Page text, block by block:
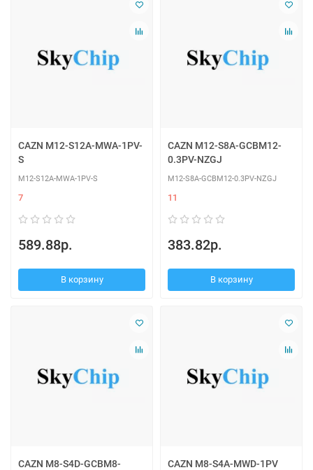
CAZN M12-S12A-MWA-1PV-
S
M12-S12A-MWA-1PV-S
7
589.88р.
В корзину
CAZN M12-S8A-GCBM12-
0.3PV-NZGJ
M12-S8A-GCBM12-0.3PV-NZGJ
11
383.82р.
В корзину
CAZN M8-S4D-GCBM8-
CAZN M8-S4A-MWD-1PV